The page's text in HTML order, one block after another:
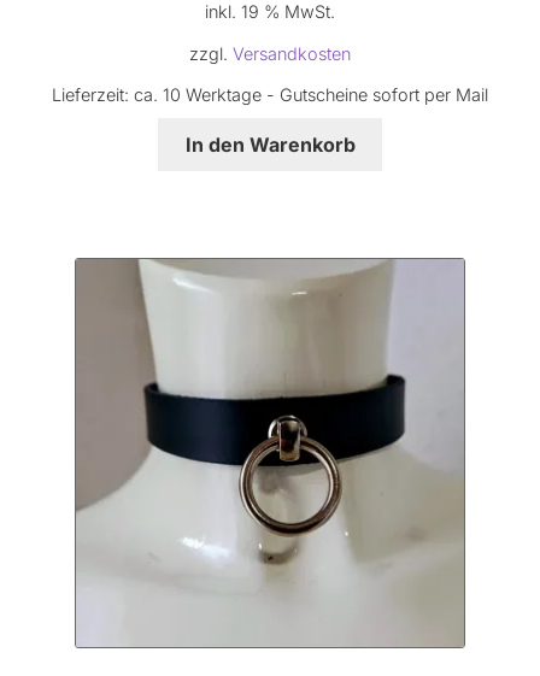
war:
35,00 € 25,00 €.
inkl. 19 % MwSt.
zzgl. Versandkosten
Lieferzeit: ca. 10 Werktage - Gutscheine sofort per Mail
In den Warenkorb